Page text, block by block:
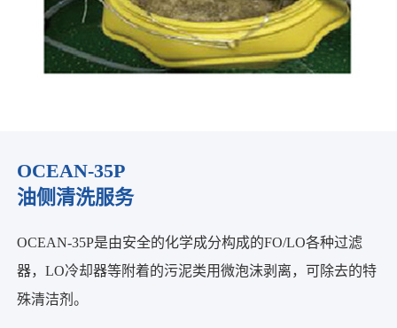
OCEAN-35P
油侧清洗服务
OCEAN-35P是由安全的化学成分构成的FO/LO各种过滤
器，LO冷却器等附着的污泥类用微泡沫剥离，可除去的特
殊清洁剂。